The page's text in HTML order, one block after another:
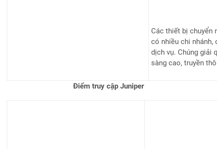
Các thiết bị chuyển
có nhiều chi nhánh,
dịch vụ. Chúng giải
sàng cao, truyền
Điểm truy cập Juniper